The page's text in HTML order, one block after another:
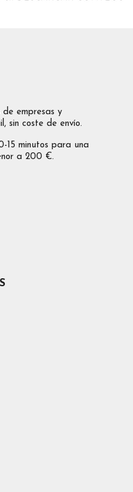
de empresas y
sin coste de envío.
15 minutos para una
a 200 €.